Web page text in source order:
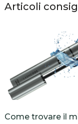
Articoli
Come trovare il